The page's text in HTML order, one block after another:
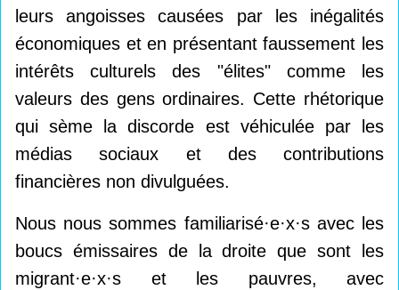
leurs angoisses causées par les inégalités
économiques et en présentant faussement les
intérêts culturels des "élites" comme les
valeurs des gens ordinaires. Cette rhétorique
qui sème la discorde est véhiculée par les
médias sociaux et des contributions
financières non divulguées.
Nous nous sommes familiarisé·e·x·s avec les
boucs émissaires de la droite que sont les
migrant·e·x·s et les pauvres, avec